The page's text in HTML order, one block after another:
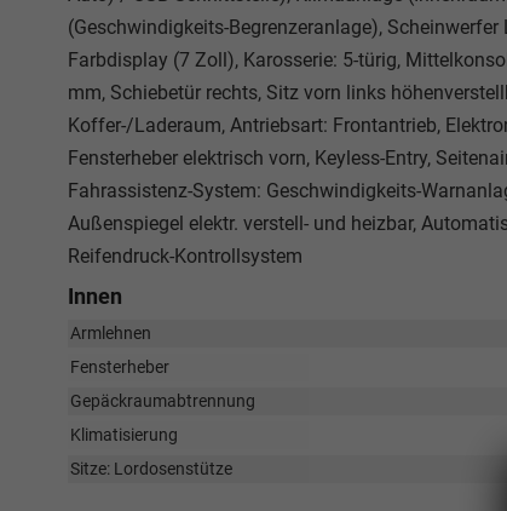
(Geschwindigkeits-Begrenzeranlage),
Farbdisplay (7 Zoll), Karosserie: 5-türig,
mm, Schiebetür rechts, Sitz vorn links
Koffer-/Laderaum, Antriebsart: Frontantrieb,
Fensterheber elektrisch vorn, Keyless-Entry,
Fahrassistenz-System: Geschwindigkeits-
Außenspiegel elektr. verstell- und heizbar,
Reifendruck-Kontrollsystem
Innen
Armlehnen
Fensterheber
Gepäckraumabtrennung
Klimatisierung
Sitze: Lordosenstütze